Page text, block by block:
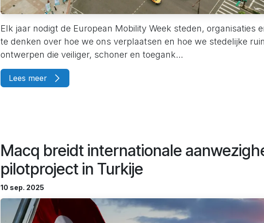
Elk jaar nodigt de European Mobility Week steden, organisaties
te denken over hoe we ons verplaatsen en hoe we stedelijke
ontwerpen die veiliger, schoner en toegank...
Lees meer
Macq breidt internationale
pilotproject in Turkije
10 sep. 2025